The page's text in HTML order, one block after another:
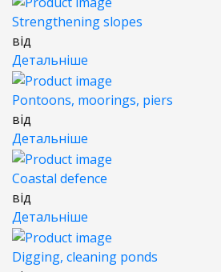
Strengthening slopes
від
Детальніше
Pontoons, moorings, piers
від
Детальніше
Coastal defence
від
Детальніше
Digging, cleaning ponds